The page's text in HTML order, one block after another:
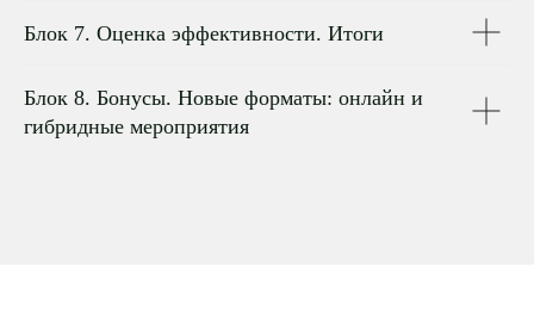
Блок 7. Оценка эффективности. Итоги
Блок 8. Бонусы. Новые форматы: онлайн и
гибридные мероприятия